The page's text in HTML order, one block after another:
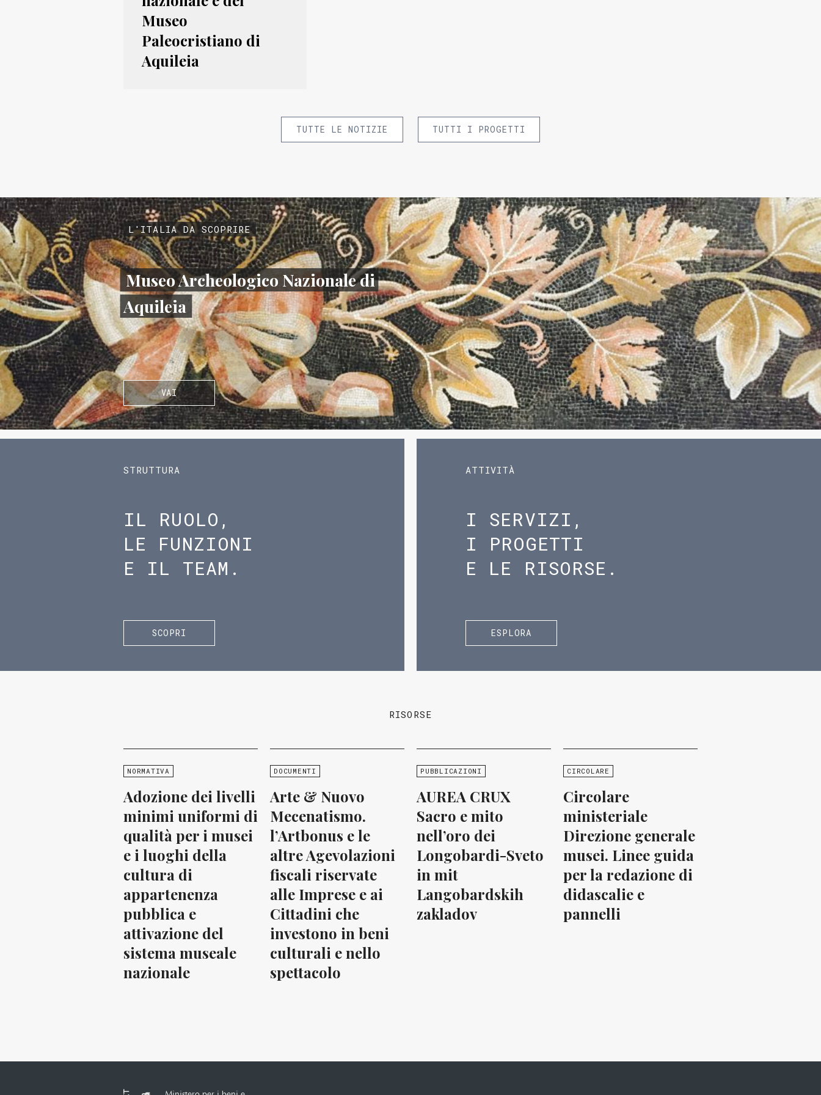
Museo
Paleocristiano di
Aquileia
TUTTE LE NOTIZIE TUTTI I PROGETTI
L'ITALIA DA SCOPRIRE
Museo Archeologico Nazionale di
Aquileia
VAI
STRUTTURA
IL RUOLO,
LE FUNZIONI
E IL TEAM.
SCOPRI
ATTIVITÀ
I SERVIZI,
I PROGETTI
E LE RISORSE.
ESPLORA
RISORSE
NORMATIVA
Adozione dei livelli
minimi uniformi di
qualità per i musei
e i luoghi della
cultura di
appartenenza
pubblica e
attivazione del
sistema museale
nazionale
DOCUMENTI
Arte & Nuovo
Mecenatismo.
l’Artbonus e le
altre Agevolazioni
fiscali riservate
alle Imprese e ai
Cittadini che
investono in beni
culturali e nello
spettacolo
PUBBLICAZIONI
AUREA CRUX
Sacro e mito
nell’oro dei
Longobardi-Sveto
in mit
Langobardskih
zakladov
CIRCOLARE
Circolare
ministeriale
Direzione generale
musei. Linee guida
per la redazione di
didascalie e
pannelli